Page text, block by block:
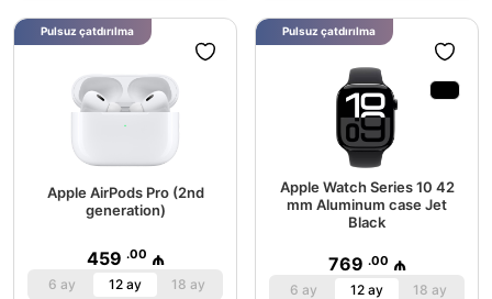
Apple AirPods Pro (2nd
generation)
459 .00 ₼
6 ay 12 ay 18 ay
Pulsuz çatdırılma
Apple Watch Series 10 42
mm Aluminum case Jet
Black
769 .00 ₼
6 ay 12 ay 18 ay
Pulsuz çatdırılma